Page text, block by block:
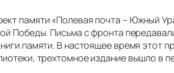
памяти «Полевая почта – Южный
Победы. Письма с фронта
памяти. В настоящее время
трехтомное издание вышло в